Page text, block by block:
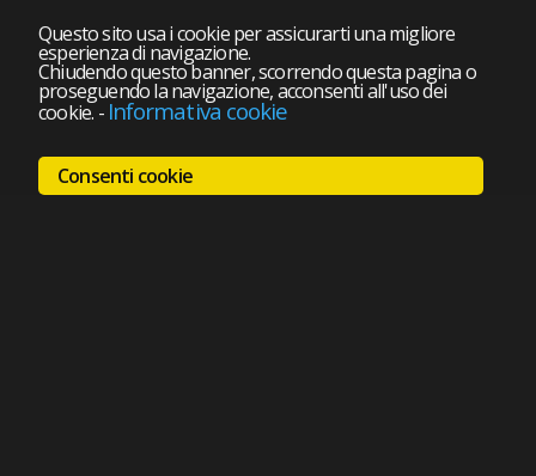
Questo sito usa i cookie per assicurarti una migliore
esperienza di navigazione.
Chiudendo questo banner, scorrendo questa pagina o
proseguendo la navigazione, acconsenti all'uso dei
cookie. - Informativa cookie
Consenti cookie